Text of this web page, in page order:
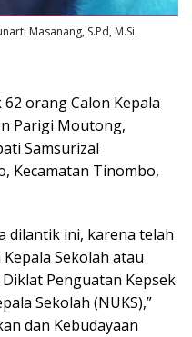
Masanang, S.Pd, M.Si.
62 orang Calon Kepala
Parigi Moutong,
Samsurizal
Kecamatan Tinombo,
dilantik ini, karena telah
Sekolah atau
Penguatan Kepsek
Sekolah (NUKS),”
dan Kebudayaan